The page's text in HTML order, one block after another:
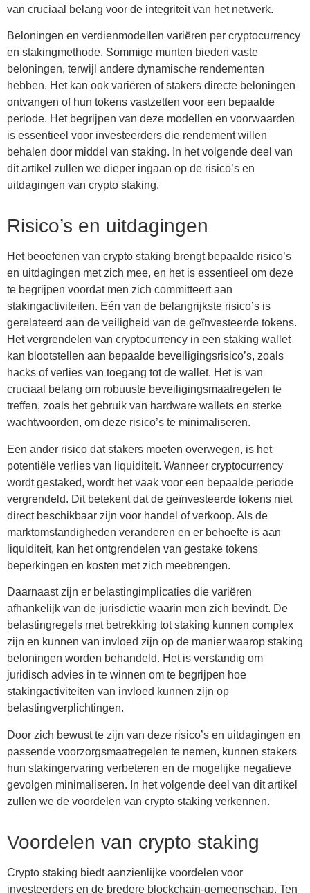
van cruciaal belang voor de integriteit van het netwerk.
Beloningen en verdienmodellen variëren per cryptocurrency
en stakingmethode. Sommige munten bieden vaste
beloningen, terwijl andere dynamische rendementen
hebben. Het kan ook variëren of stakers directe beloningen
ontvangen of hun tokens vastzetten voor een bepaalde
periode. Het begrijpen van deze modellen en voorwaarden
is essentieel voor investeerders die rendement willen
behalen door middel van staking. In het volgende deel van
dit artikel zullen we dieper ingaan op de risico’s en
uitdagingen van crypto staking.
Risico’s en uitdagingen
Het beoefenen van crypto staking brengt bepaalde risico’s
en uitdagingen met zich mee, en het is essentieel om deze
te begrijpen voordat men zich committeert aan
stakingactiviteiten. Eén van de belangrijkste risico’s is
gerelateerd aan de veiligheid van de geïnvesteerde tokens.
Het vergrendelen van cryptocurrency in een staking wallet
kan blootstellen aan bepaalde beveiligingsrisico’s, zoals
hacks of verlies van toegang tot de wallet. Het is van
cruciaal belang om robuuste beveiligingsmaatregelen te
treffen, zoals het gebruik van hardware wallets en sterke
wachtwoorden, om deze risico’s te minimaliseren.
Een ander risico dat stakers moeten overwegen, is het
potentiële verlies van liquiditeit. Wanneer cryptocurrency
wordt gestaked, wordt het vaak voor een bepaalde periode
vergrendeld. Dit betekent dat de geïnvesteerde tokens niet
direct beschikbaar zijn voor handel of verkoop. Als de
marktomstandigheden veranderen en er behoefte is aan
liquiditeit, kan het ontgrendelen van gestake tokens
beperkingen en kosten met zich meebrengen.
Daarnaast zijn er belastingimplicaties die variëren
afhankelijk van de jurisdictie waarin men zich bevindt. De
belastingregels met betrekking tot staking kunnen complex
zijn en kunnen van invloed zijn op de manier waarop staking
beloningen worden behandeld. Het is verstandig om
juridisch advies in te winnen om te begrijpen hoe
stakingactiviteiten van invloed kunnen zijn op
belastingverplichtingen.
Door zich bewust te zijn van deze risico’s en uitdagingen en
passende voorzorgsmaatregelen te nemen, kunnen stakers
hun stakingervaring verbeteren en de mogelijke negatieve
gevolgen minimaliseren. In het volgende deel van dit artikel
zullen we de voordelen van crypto staking verkennen.
Voordelen van crypto staking
Crypto staking biedt aanzienlijke voordelen voor
investeerders en de bredere blockchain-gemeenschap. Ten